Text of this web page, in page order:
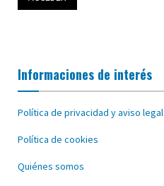
Informaciones de interés
Política de privacidad y aviso legal
Política de cookies
Quiénes somos